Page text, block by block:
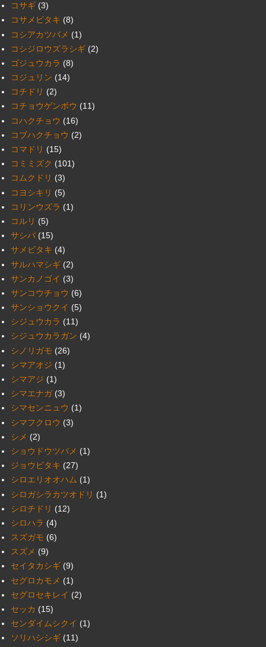
コサギ (3)
コサメビタキ (8)
コシアカツバメ (1)
コシジロウズラシギ (2)
ゴジュウカラ (8)
コジュリン (14)
コチドリ (2)
コチョウゲンボウ (11)
コハクチョウ (16)
コブハクチョウ (2)
コマドリ (15)
コミミズク (101)
コムクドリ (3)
コヨシキリ (5)
コリンウズラ (1)
コルリ (5)
サシバ (15)
サメビタキ (4)
サルハマシギ (2)
サンカノゴイ (3)
サンコウチョウ (6)
サンショウクイ (5)
シジュウカラ (11)
シジュウカラガン (4)
シノリガモ (26)
シマアオジ (1)
シマアジ (1)
シマエナガ (3)
シマセンニュウ (1)
シマフクロウ (3)
シメ (2)
ショウドウツバメ (1)
ジョウビタキ (27)
シロエリオオハム (1)
シロガシラカツオドリ (1)
シロチドリ (12)
シロハラ (4)
スズガモ (6)
スズメ (9)
セイタカシギ (9)
セグロカモメ (1)
セグロセキレイ (2)
セッカ (15)
センダイムシクイ (1)
ソリハシシギ (11)